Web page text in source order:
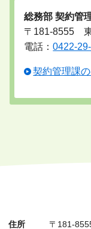
総務部 契約管
〒181-8555
電話：0422-
契約管理課
住所 〒181-